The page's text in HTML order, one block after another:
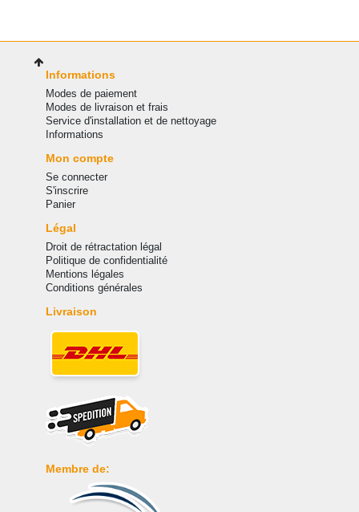
Informations
Modes de paiement
Modes de livraison et frais
Service d'installation et de nettoyage
Informations
Mon compte
Se connecter
S'inscrire
Panier
Légal
Droit de rétractation légal
Politique de confidentialité
Mentions légales
Conditions générales
Livraison
Membre de: